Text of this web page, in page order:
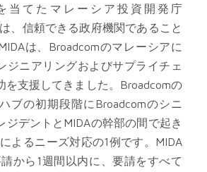
当てたマレーシア投資開発庁
は、信頼できる政府機関であること
は、Broadcomのマレーシアに
ジニアリングおよびサプライチェ
を支援してきました。Broadcomの
ブの初期段階にBroadcomのシニ
ジデントとMIDAの幹部の間で起き
よるニーズ対応の1例です。MIDA
から1週間以内に、要請をすべて